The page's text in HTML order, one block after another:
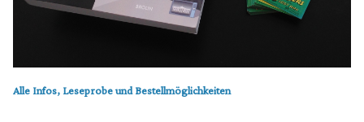
Alle Infos, Leseprobe und Bestellmöglichkeiten